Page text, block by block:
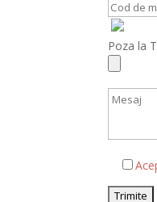
Poza la